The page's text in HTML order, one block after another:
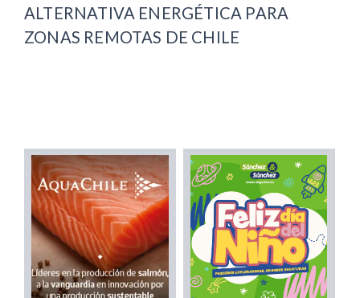
ALTERNATIVA ENERGÉTICA PARA
ZONAS REMOTAS DE CHILE